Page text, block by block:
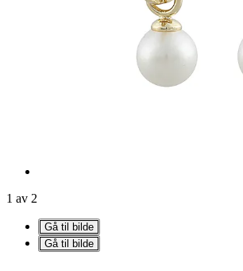
1 av 2
Gå til bilde
Gå til bilde